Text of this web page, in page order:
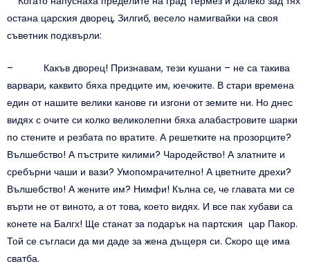
остана царския дворец, Зилгиб, весело намигвайки на своя
съветник подхвърли:
– Какъв дворец! Признавам, тези кушани – не са такива
варвари, каквито бяха предците им, юечжите. В стари времена
един от нашите велики канове ги изгони от земите ни. Но днес
видях с очите си колко великолепни бяха алабастровите шарки
по стените и резбата по вратите. А решетките на прозорците?
Вълшебство! А пъстрите килими? Чародейство! А златните и
сребърни чаши и вази? Умопомрачително! А цветните дрехи?
Вълшебство! А жените им? Нимфи! Кълна се, че главата ми се
върти не от виното, а от това, което видях. И все пак хубави са
конете на Балгх! Ще станат за подарък на партския цар Пакор.
Той се съгласи да ми даде за жена дъщеря си. Скоро ще има
сватба.